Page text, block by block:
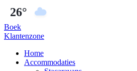
26°
Boek
Klantenzone
Home
Accommodaties